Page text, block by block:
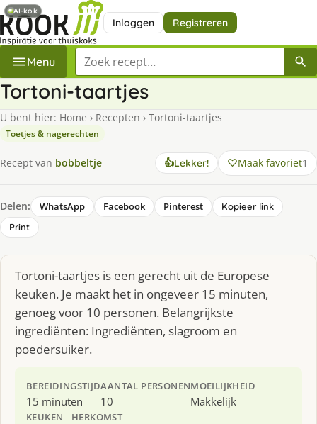
Inloggen Registreren
Menu Zoek een recept
Tortoni-taartjes
U bent hier: Home › Recepten › Tortoni-taartjes
Toetjes & nagerechten
Recept van bobbeltje 👍Lekker! Maak favoriet1
Delen: WhatsApp Facebook Pinterest
Kopieer link
Print
Tortoni-taartjes is een gerecht uit de Europese
keuken. Je maakt het in ongeveer 15 minuten,
genoeg voor 10 personen. Belangrijkste
ingrediënten: Ingrediënten, slagroom en
poedersuiker.
BEREIDINGSTIJD
15 minuten
AANTAL PERSONEN
10
MOEILIJKHEID
Makkelijk
KEUKEN HERKOMST
AI-kok